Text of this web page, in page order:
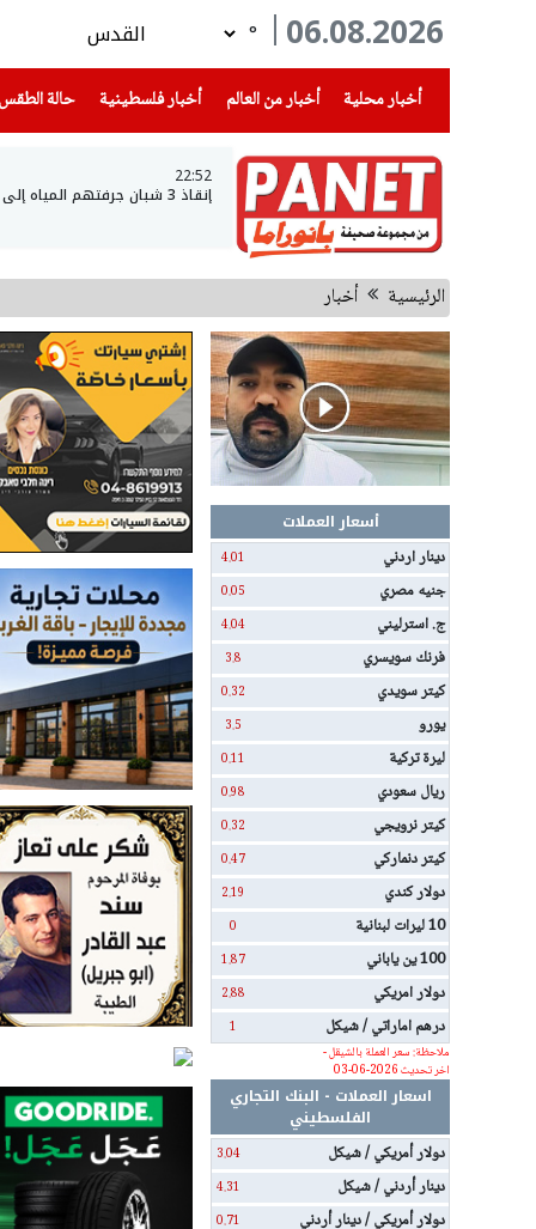
06.08.2026
°
أخبار محلية
(current) أخبار من العالم أخبار فلسطينية(current) حالة الطقس
22:52
إنقاذ 3 شبان جرفتهم المياه إلى عمق بحيرة طبريا
الرئيسية أخبار
أسعار العملات
دينار اردني
4.01
جنيه مصري 0.05
ج. استرليني 4.04
فرنك سويسري 3.8
كيتر سويدي 0.32
يورو 3.5
ليرة تركية 0.11
ريال سعودي 0.98
كيتر نرويجي 0.32
كيتر دنماركي 0.47
دولار كندي 2.19
10 ليرات لبنانية 0
100 ين ياباني 1.87
دولار امريكي 2.88
درهم اماراتي / شيكل
1
ملاحظة: سعر العملة بالشيقل -
اخر تحديث 2026-06-03
اسعار العملات - البنك التجاري
الفلسطيني
دولار أمريكي / شيكل
3.04
دينار أردني / شيكل 4.31
دولار أمريكي / دينار أردني 0.71